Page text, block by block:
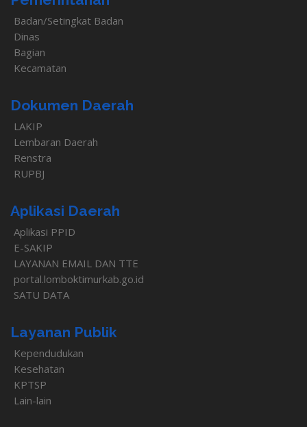
Badan/Setingkat Badan
Dinas
Bagian
Kecamatan
Dokumen Daerah
LAKIP
Lembaran Daerah
Renstra
RUPBJ
Aplikasi Daerah
Aplikasi PPID
E-SAKIP
LAYANAN EMAIL DAN TTE
portal.lomboktimurkab.go.id
SATU DATA
Layanan Publik
Kependudukan
Kesehatan
KPTSP
Lain-lain